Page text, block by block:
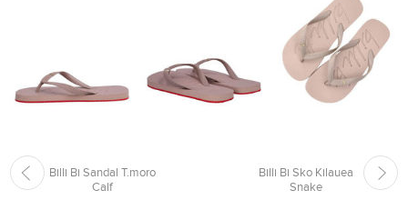
Billi Bi Sandal T.moro
Calf
Billi Bi Sko Kilauea
Snake